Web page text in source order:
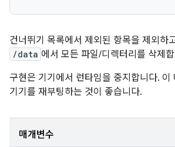
건너뛰기 목록에서 제외된 항목을 제외하
/data 에서 모든 파일/디렉터리를 삭제
구현은 기기에서 런타임을 중지합니다. 이
기기를 재부팅하는 것이 좋습니다.
매개변수